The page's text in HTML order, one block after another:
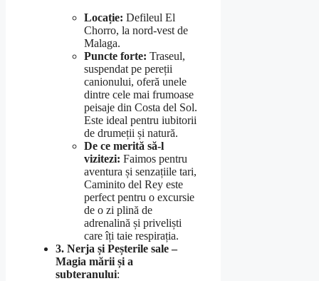
Locație: Defileul El
Chorro, la nord-vest de
Malaga.
Puncte forte: Traseul,
suspendat pe pereții
canionului, oferă unele
dintre cele mai frumoase
peisaje din Costa del Sol.
Este ideal pentru iubitorii
de drumeții și natură.
De ce merită să-l
vizitezi: Faimos pentru
aventura și senzațiile tari,
Caminito del Rey este
perfect pentru o excursie
de o zi plină de
adrenalină și priveliști
care îți taie respirația.
3. Nerja și Peșterile sale –
Magia mării și a
subteranului: